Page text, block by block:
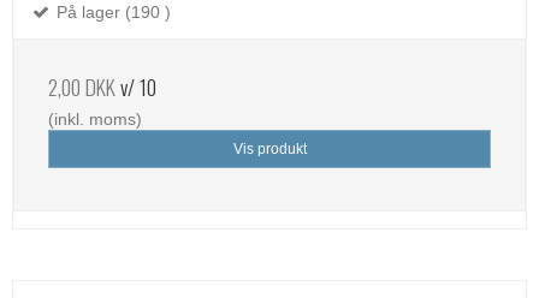
På lager (190 )
2,00 DKKv/ 10
(inkl. moms)
Vis produkt